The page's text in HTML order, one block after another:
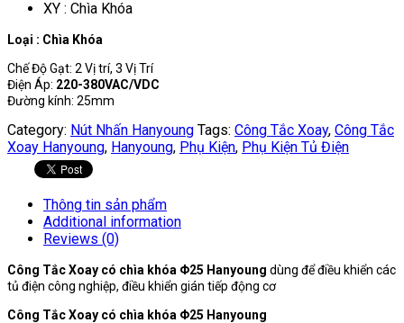
XY : Chìa Khóa
Loại : Chìa Khóa
Chế Độ Gạt: 2 Vị trí, 3 Vị Trí
Điện Áp: 220-380VAC/VDC
Đường kính: 25mm
Category: Nút Nhấn Hanyoung Tags: Công Tắc Xoay, Công Tắc
Xoay Hanyoung, Hanyoung, Phụ Kiện, Phụ Kiện Tủ Điện
Thông tin sản phẩm
Additional information
Reviews (0)
Công Tắc Xoay có chìa khóa Φ25 Hanyoung dùng để điều khiển các
tủ điện công nghiệp, điều khiển gián tiếp động cơ
Công Tắc Xoay có chìa khóa Φ25 Hanyoung